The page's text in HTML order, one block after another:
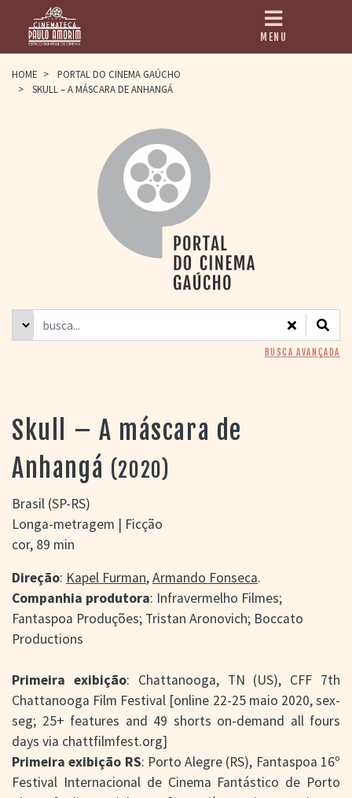
HOME
PAULO AMORIM
> HOMENAGEADOS
> EQUIPE
> ASSOCIAÇÃO DOS
> BIBLIOTECA
ROMEU GRIMALDI
> GRADE SEMANAL
> PREÇOS E
DESCONTOS
CINEMA GAÚCHO
> APRESENTAÇÃO
> BUSCA AVANÇADA
> LISTA DE FILMES
> FILMOGRAFIAS DE
CINEASTAS
> DISCOGRAFIAS
> BIBLIOGRAFIAS
CONTATO E
LOCALIZAÇÃO
MENU
HOME >
PORTAL DO CINEMA GAÚCHO
>
SKULL – A MÁSCARA DE ANHANGÁ
BUSCA AVANÇADA
Skull – A máscara de
Anhangá (2020)
Brasil (SP-RS)
Longa-metragem | Ficção
cor, 89 min
Direção: Kapel Furman,Armando Fonseca.
Companhia produtora: Infravermelho Filmes;
Fantaspoa Produções; Tristan Aronovich; Boccato
Productions
Primeira exibição: Chattanooga, TN (US), CFF 7th
Chattanooga Film Festival [online 22-25 maio 2020, sex-
seg; 25+ features and 49 shorts on-demand all fours
days via chattfilmfest.org]
Primeira exibição RS: Porto Alegre (RS), Fantaspoa 16º
Festival Internacional de Cinema Fantástico de Porto